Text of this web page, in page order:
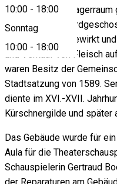
10:00 - 18:00
Sonntag
10:00 - 18:00
erste Stock als Lagerraum
Einzelsaal. Das
Gewerbefläche gewirkt
und Verkauf von Fleisch
waren Besitz der
Stadtsatzung von 1589.
diente im XVI.-XVII.
Kürschnergilde und später
Das Gebäude wurde für
Aula für die
Schauspielerin Gertraud